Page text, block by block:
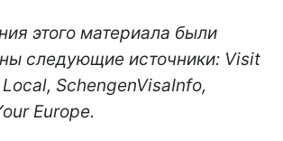
этого материала были
следующие источники: Visit
SchengenVisaInfo,
Europe.